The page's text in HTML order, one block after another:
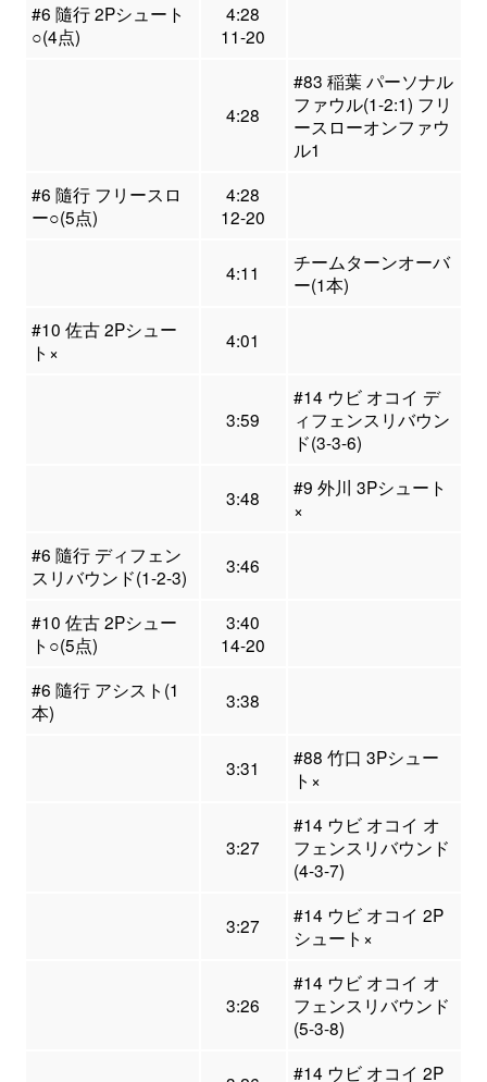
#6 隨行 2Pシュート
○(4点)
4:28
11-20
4:28
#83 稲葉 パーソナル
ファウル(1-2:1) フリ
ースローオンファウ
ル1
#6 隨行 フリースロ
ー○(5点)
4:28
12-20
4:11
チームターンオーバ
ー(1本)
#10 佐古 2Pシュー
ト×
4:01
3:59
#14 ウビ オコイ デ
ィフェンスリバウン
ド(3-3-6)
3:48
#9 外川 3Pシュート
×
#6 隨行 ディフェン
スリバウンド(1-2-3)
3:46
#10 佐古 2Pシュー
ト○(5点)
3:40
14-20
#6 隨行 アシスト(1
本)
3:38
3:31
#88 竹口 3Pシュー
ト×
3:27
#14 ウビ オコイ オ
フェンスリバウンド
(4-3-7)
3:27
#14 ウビ オコイ 2P
シュート×
3:26
#14 ウビ オコイ オ
フェンスリバウンド
(5-3-8)
#14 ウビ オコイ 2P